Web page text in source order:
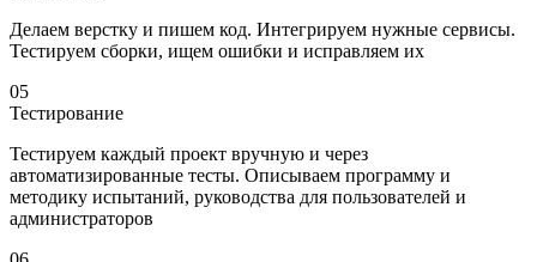
Делаем верстку и пишем код. Интегрируем нужные сервисы.
Тести­руем сборки, ищем ошибки и исправляем их
05
Тестирование
Тестируем каждый проект вручную и через
автоматизированные тесты. Описываем программу и
методику испытаний, руководства для пользователей и
администраторов